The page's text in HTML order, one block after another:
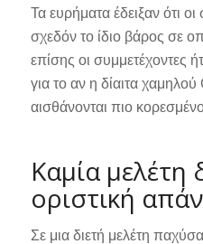
Τα ευρήματα έδειξαν ότι
σχεδόν το ίδιο βάρος σε
επίσης οι συμμετέχοντες
για το αν η δίαιτα
αισθάνονται πιο
Καμία μελέτη
οριστική
Σε μια διετή μελέτη